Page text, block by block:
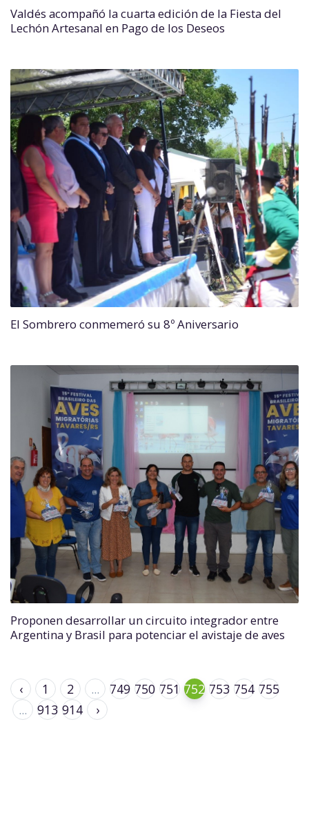
Valdés acompañó la cuarta edición de la Fiesta del
Lechón Artesanal en Pago de los Deseos
El Sombrero conmemeró su 8º Aniversario
Proponen desarrollar un circuito integrador entre
Argentina y Brasil para potenciar el avistaje de aves
‹ 1 2 ... 749 750 751 752 753 754 755
...
913 914 ›